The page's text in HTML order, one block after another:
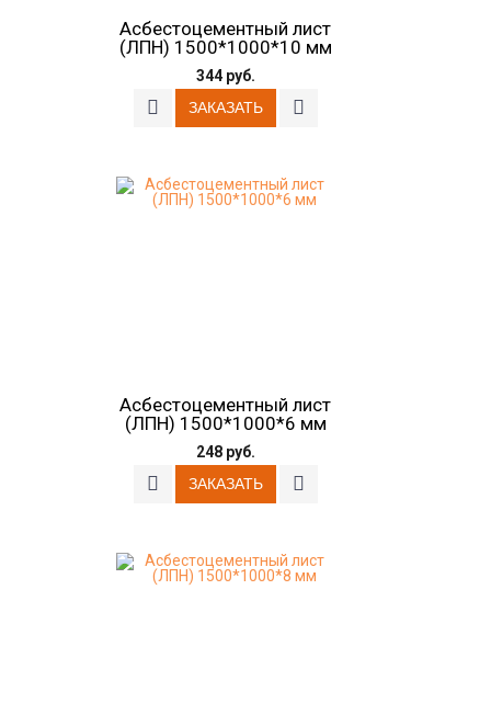
Асбестоцементный лист
(ЛПН) 1500*1000*10 мм
344 руб.
Асбестоцементный лист
(ЛПН) 1500*1000*6 мм
248 руб.